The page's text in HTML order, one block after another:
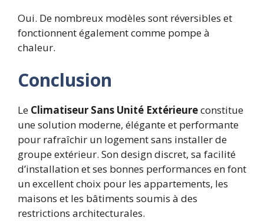
Oui. De nombreux modèles sont réversibles et
fonctionnent également comme pompe à
chaleur.
Conclusion
Le Climatiseur Sans Unité Extérieureconstitue
une solution moderne, élégante et performante
pour rafraîchir un logement sans installer de
groupe extérieur. Son design discret, sa facilité
d’installation et ses bonnes performances en font
un excellent choix pour les appartements, les
maisons et les bâtiments soumis à des
restrictions architecturales.